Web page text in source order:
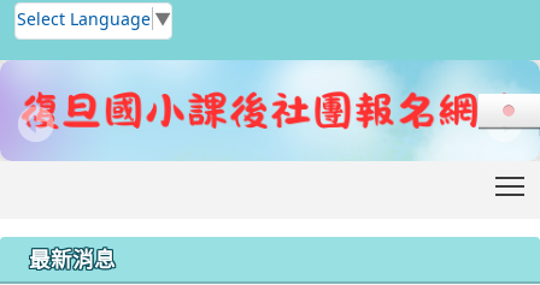
Select Language ▼
最新消息